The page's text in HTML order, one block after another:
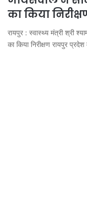
का किया
रायपुर : स्वास्थ्य मंत्री श्री
का किया निरीक्षण रायपुर